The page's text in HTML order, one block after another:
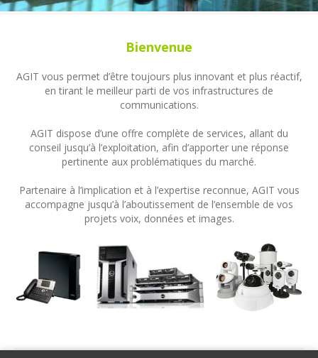
Bienvenue
AGIT vous permet d’être toujours plus innovant et plus réactif,
en tirant le meilleur parti de vos infrastructures de
communications.
AGIT dispose d’une offre complète de services, allant du
conseil jusqu’à l’exploitation, afin d’apporter une réponse
pertinente aux problématiques du marché.
Partenaire à l’implication et à l’expertise reconnue, AGIT vous
accompagne jusqu’à l’aboutissement de l’ensemble de vos
projets voix, données et images.